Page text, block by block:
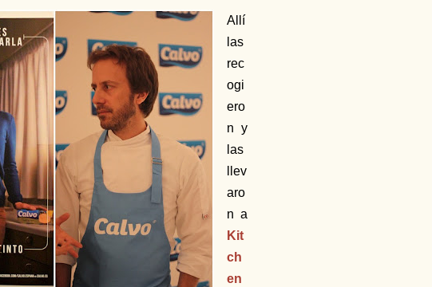
Allí
las
rec
ogi
ero
n y
las
llev
aro
n a
Kit
ch
en